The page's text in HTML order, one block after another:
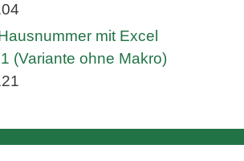
mit Excel
(Variante ohne Makro)